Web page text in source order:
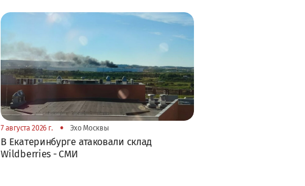
7 августа 2026 г. • Эхо Москвы
В Екатеринбурге атаковали склад
Wildberries - СМИ